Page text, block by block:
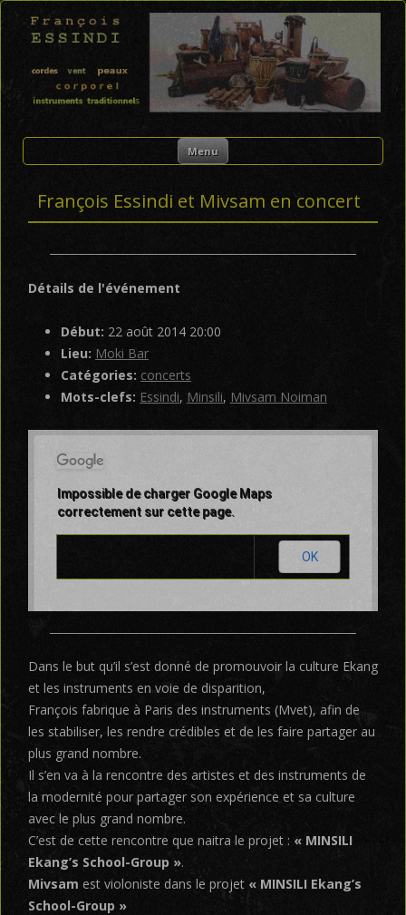
FRANÇOIS ESSINDI
Menu Skip to content
François Essindi et Mivsam en concert
Détails de l'événement
Début: 22 août 2014 20:00
Lieu: Moki Bar
Catégories: concerts
Mots-clefs: Essindi, Minsili, Mivsam Noiman
Impossible de charger Google Maps
correctement sur cette page.
OK
Dans le but qu’il s’est donné de promouvoir la culture Ekang
et les instruments en voie de disparition,
François fabrique à Paris des instruments (Mvet), afin de
les stabiliser, les rendre crédibles et de les faire partager au
plus grand nombre.
Il s’en va à la rencontre des artistes et des instruments de
la modernité pour partager son expérience et sa culture
avec le plus grand nombre.
C’est de cette rencontre que naitra le projet : « MINSILI
Ekang’s School-Group ».
Mivsam est violoniste dans le projet « MINSILI Ekang’s
School-Group »